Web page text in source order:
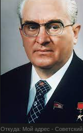
Откуда: Мой адрес - Советский